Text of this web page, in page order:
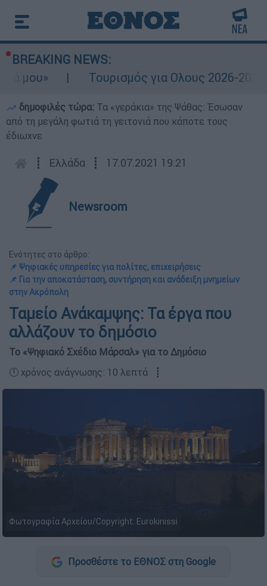
BREAKING NEWS:
Τουρισμός για Ολους 2026-2027: Τα
δημοφιλές τώρα: Τα «γεράκια» της Ψάθας: Έσωσαν
από τη μεγάλη φωτιά τη γειτονιά που κάποτε τους
έδιωχνε
┋ Ελλάδα ┋ 17.07.2021 19:21
Newsroom
Ενότητες στο άρθρο:
📌 Ψηφιακές υπηρεσίες για πολίτες, επιχειρήσεις
📌 Για την αποκατάσταση, συντήρηση και ανάδειξη μνημείων
στην Ακρόπολη
Ταμείο Ανάκαμψης: Τα έργα που
αλλάζουν το δημόσιο
Το «Ψηφιακό Σχέδιο Μάρσαλ» για το Δημόσιο
🕛 χρόνος ανάγνωσης: 10 λεπτά ┋
Φωτογραφία Αρχείου/Copyright: Eurokinissi
Προσθέστε το ΕΘΝΟΣ στη Google